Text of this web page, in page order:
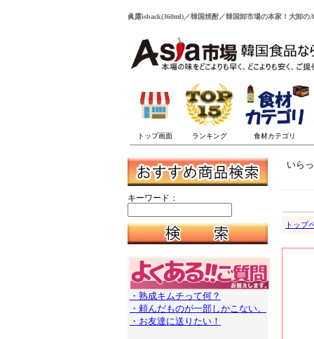
眞露isback(360ml)／韓国焼酎／韓国卸市場の本家！大卸の
キーワード：
・熟成キムチって何？
・頼んだものが一部しかこない。
・お友達に送りたい！
いら
トップ